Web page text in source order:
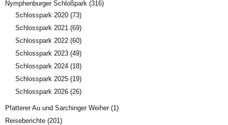
Nymphenburger Schloßpark (316)
Schlosspark 2020 (73)
Schlosspark 2021 (69)
Schlosspark 2022 (60)
Schlosspark 2023 (49)
Schlosspark 2024 (18)
Schlosspark 2025 (19)
Schlosspark 2026 (26)
Pfatterer Au und Sarchinger Weiher(1)
Reiseberichte (201)